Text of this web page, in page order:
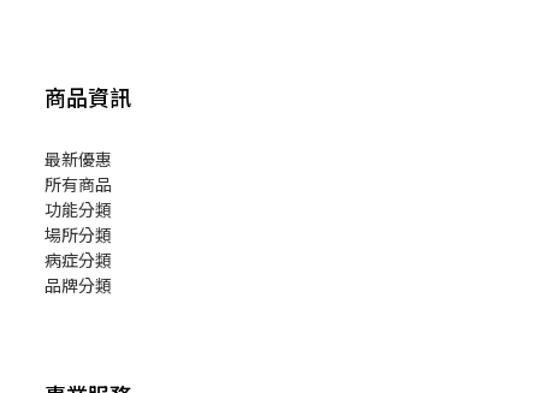
商品資訊
最新優惠
所有商品
功能分類
場所分類
病症分類
品牌分類